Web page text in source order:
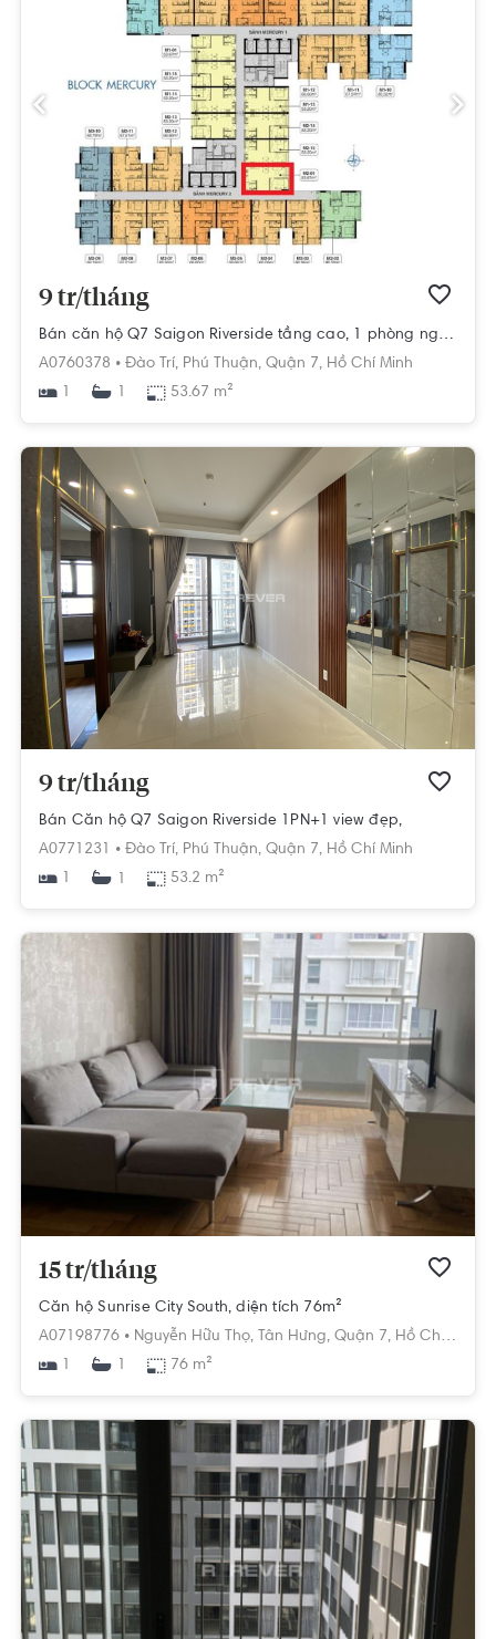
9 tr/tháng
Bán căn hộ Q7 Saigon Riverside tầng cao, 1 phòng ngủ +1
A0760378 • Đào Trí, Phú Thuận, Quận 7, Hồ Chí Minh
1
1 53.67 m²
9 tr/tháng
Bán Căn hộ Q7 Saigon Riverside 1PN+1 view đẹp,
A0771231 • Đào Trí, Phú Thuận, Quận 7, Hồ Chí Minh
1
53.2 m²
15 tr/tháng
Căn hộ Sunrise City South, diện tích 76m²
A07198776 • Nguyễn Hữu Thọ, Tân Hưng, Quận 7, Hồ Chí Minh
1 76 m²